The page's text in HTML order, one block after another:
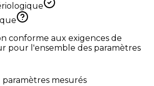
conforme aux exigences de
pour l'ensemble des paramètres
paramètres mesurés